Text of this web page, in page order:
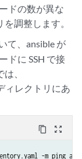
ドの数が異な
調整します。
て、ansible が
ドに SSH で接
、
ィレクトリにあ
content_copy zoom_out_map
-m ping all